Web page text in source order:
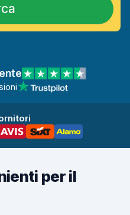
per il